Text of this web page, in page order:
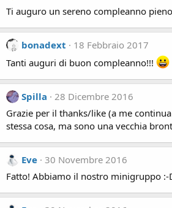
Ti auguro un sereno compleanno
bonadext
18 Febbraio 2017
Tanti auguri di buon compleanno!!!
Spilla
28 Dicembre 2016
Grazie per il thanks/like (a me
stessa cosa, ma sono una vecchia
Eve 30 Novembre 2016
Fatto! Abbiamo il nostro minigruppo :-